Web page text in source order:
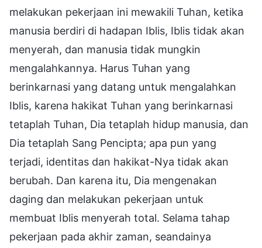
melakukan pekerjaan ini mewakili Tuhan, ketika
manusia berdiri di hadapan Iblis, Iblis tidak akan
menyerah, dan manusia tidak mungkin
mengalahkannya. Harus Tuhan yang
berinkarnasi yang datang untuk mengalahkan
Iblis, karena hakikat Tuhan yang berinkarnasi
tetaplah Tuhan, Dia tetaplah hidup manusia, dan
Dia tetaplah Sang Pencipta; apa pun yang
terjadi, identitas dan hakikat-Nya tidak akan
berubah. Dan karena itu, Dia mengenakan
daging dan melakukan pekerjaan untuk
membuat Iblis menyerah total. Selama tahap
pekerjaan pada akhir zaman, seandainya